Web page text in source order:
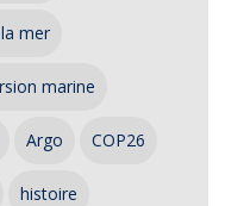
mer
marine
Argo COP26
histoire